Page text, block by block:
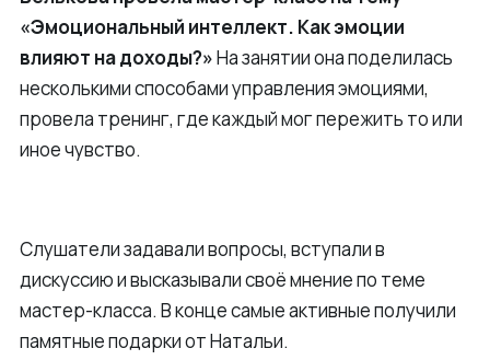
«Эмоциональный интеллект. Как эмоции
влияют на доходы?»На занятии она поделилась
несколькими способами управления эмоциями,
провела тренинг, где каждый мог пережить то или
иное чувство.
Слушатели задавали вопросы, вступали в
дискуссию и высказывали своё мнение по теме
мастер-класса. В конце самые активные получили
памятные подарки от Натальи.